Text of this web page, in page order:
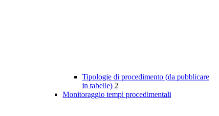
Tipologie di procedimento (da pubblicare
in tabelle) 2
Monitoraggio tempi procedimentali